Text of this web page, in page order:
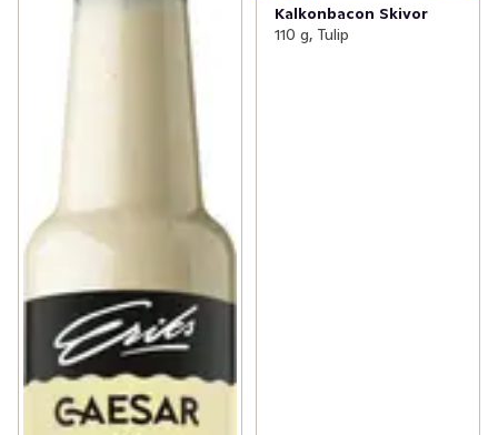
Kalkonbacon Skivor
110 g, Tulip